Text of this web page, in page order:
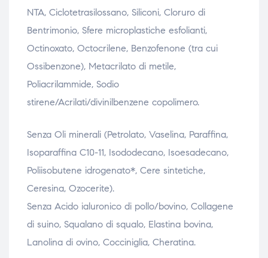
NTA, Ciclotetrasilossano, Siliconi, Cloruro di
Bentrimonio, Sfere microplastiche esfolianti,
Octinoxato, Octocrilene, Benzofenone (tra cui
Ossibenzone), Metacrilato di metile,
Poliacrilammide, Sodio
stirene/Acrilati/divinilbenzene copolimero.
Senza Oli minerali (Petrolato, Vaselina, Paraffina,
Isoparaffina C10-11, Isododecano, Isoesadecano,
Poliisobutene idrogenato*, Cere sintetiche,
Ceresina, Ozocerite).
Senza Acido ialuronico di pollo/bovino, Collagene
di suino, Squalano di squalo, Elastina bovina,
Lanolina di ovino, Cocciniglia, Cheratina.